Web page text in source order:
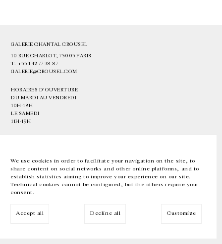
We use cookies in order to facilitate your navigation on the site, to
share content on social networks and other online platforms, and to
establish statistics aiming to improve your experience on our site.
Technical cookies cannot be configured, but the others require your
consent.
Accept all Decline all Customize
GALERIE CHANTAL CROUSEL
10 RUE CHARLOT, 75003 PARIS
T. +33 1 42 77 38 87
GALERIE@CROUSEL.COM
HORAIRES D'OUVERTURE
DU MARDI AU VENDREDI
10H-18H
LE SAMEDI
11H-19H
EN FR 中文 Facebook Instagram
Inscrivez-vous à notre newsletter